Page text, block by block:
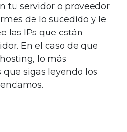
tu servidor o proveedor
de lo sucedido y le
las IPs que están
En el caso de que
lo más
sigas leyendo los